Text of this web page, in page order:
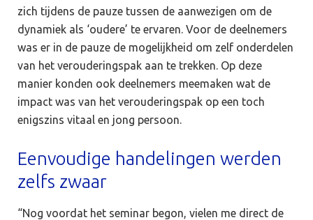
zich tijdens de pauze tussen de aanwezigen om de
dynamiek als ‘oudere’ te ervaren. Voor de deelnemers
was er in de pauze de mogelijkheid om zelf onderdelen
van het verouderingspak aan te trekken. Op deze
manier konden ook deelnemers meemaken wat de
impact was van het verouderingspak op een toch
enigszins vitaal en jong persoon.
Eenvoudige handelingen werden
zelfs zwaar
“Nog voordat het seminar begon, vielen me direct de